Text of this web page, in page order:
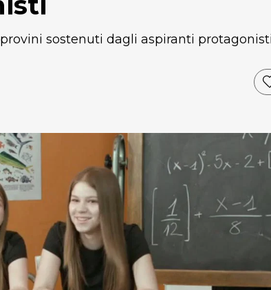
sostenuti dagli aspiranti